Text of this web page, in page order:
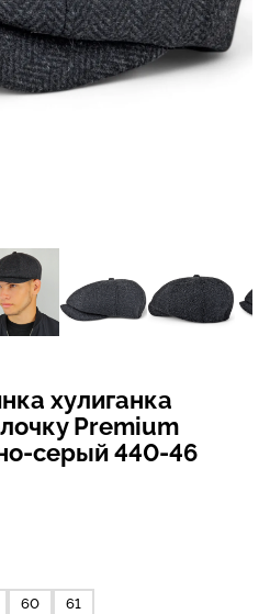
хулиганка
Premium
серый 440-46
60 61